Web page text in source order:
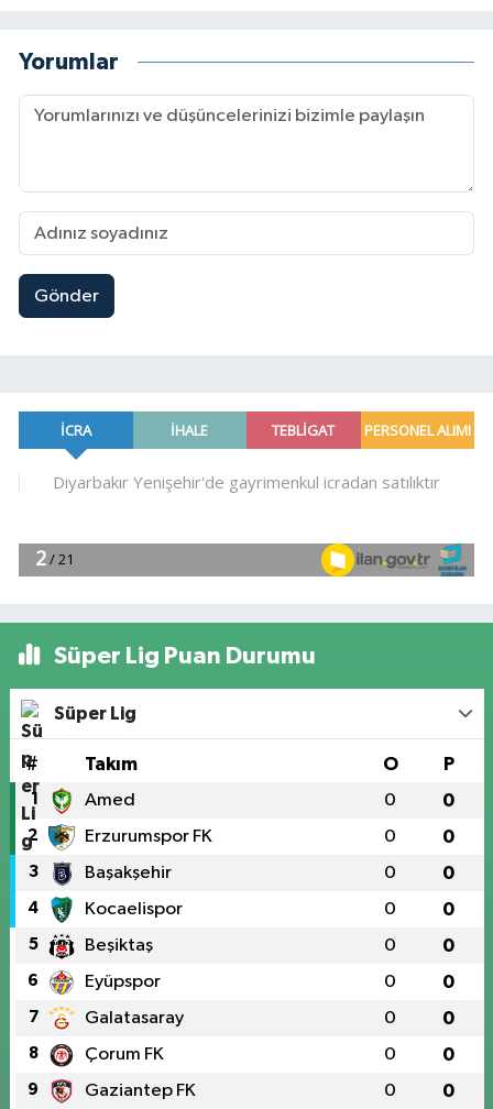
Yorumlar
Gönder
Süper Lig Puan Durumu
Süper Lig
# Takım O P
1 Amed 0 0
2 Erzurumspor FK 0 0
3 Başakşehir 0 0
4 Kocaelispor 0 0
5 Beşiktaş 0 0
6 Eyüpspor 0 0
7 Galatasaray 0 0
8 Çorum FK 0 0
9 Gaziantep FK 0 0